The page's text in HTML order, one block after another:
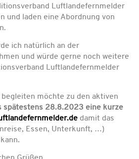
Luftlandefernmelder
und laden eine Abordnung von
ich natürlich an der
und würde gerne noch weitere
Luftlandefernmelder
begleiten möchte zu den aktiven
spätestens 28.8.2023 eine kurze
damit das
Essen, Unterkunft, …)